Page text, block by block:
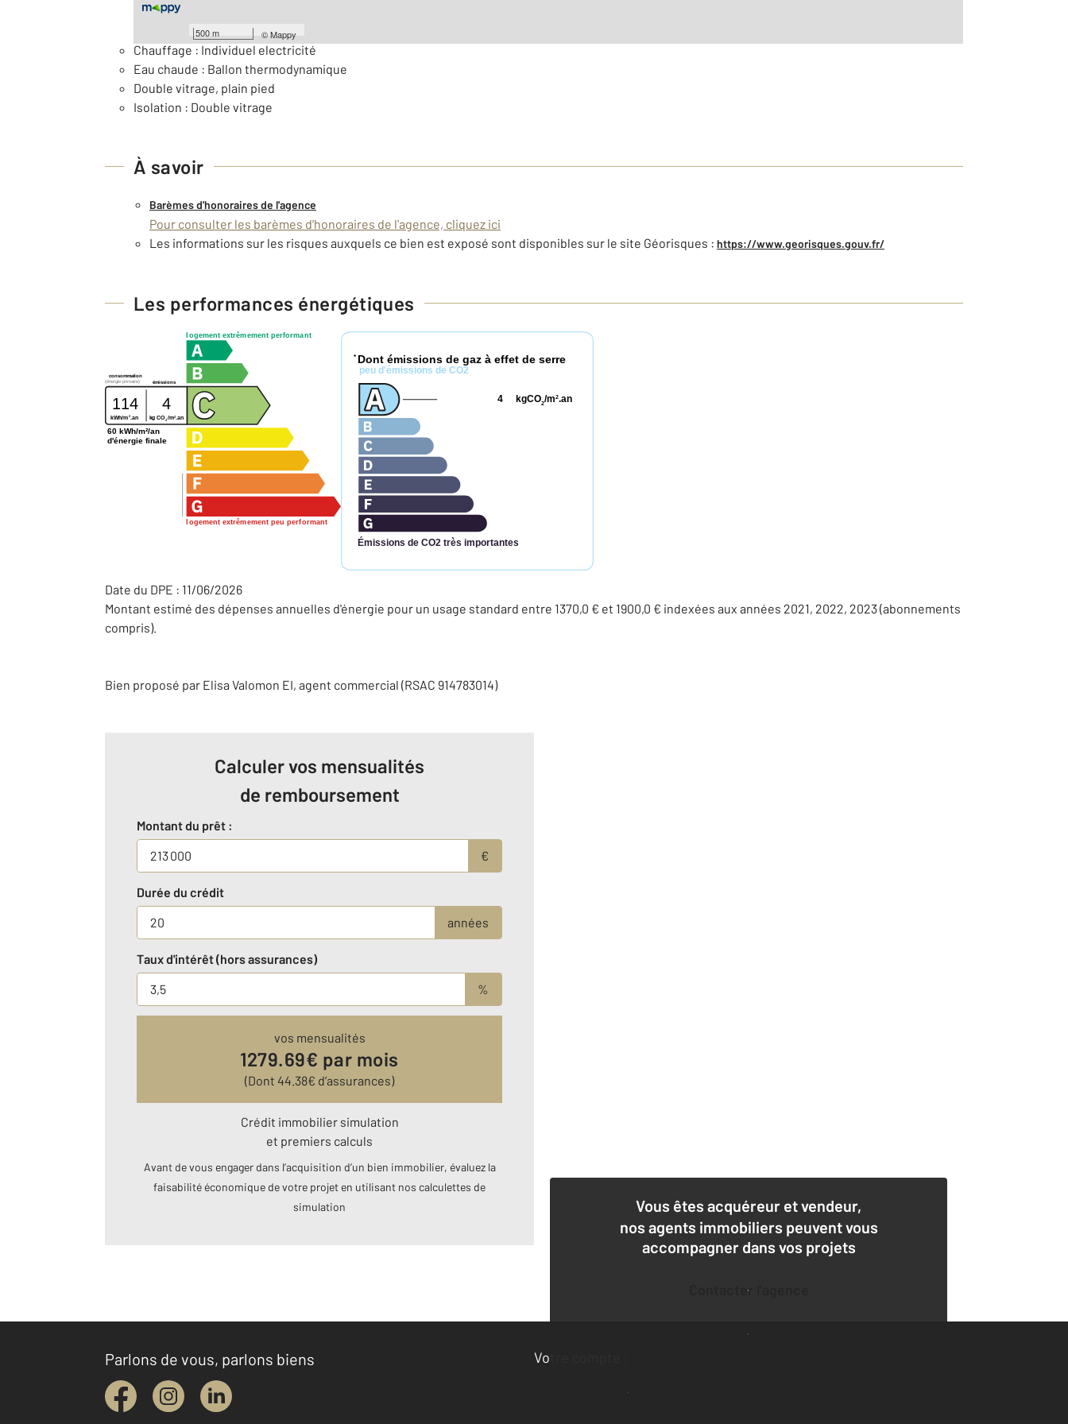
500 m ©Mappy
Chauffage : Individuel electricité
Eau chaude : Ballon thermodynamique
Double vitrage, plain pied
Isolation : Double vitrage
À savoir
Barèmes d'honoraires de l'agence
Pour consulter les barèmes d'honoraires de l'agence, cliquez ici
Les informations sur les risques auxquels ce bien est exposé sont disponibles sur le site Géorisques : https://www.georisques.gouv.fr/
Les performances énergétiques
logement extrêmement performant
logement extrêmement peu performant
consommation
émissions
(énergie primaire)
114 4
kWh/m 2 .an kg CO2/m2 .an
60 kWh/m²/an
d'énergie finale
* Dont émissions de gaz à effet de serre
peu d'émissions de CO2
Émissions de CO2 très importantes
kgCO2/m2.an
4
Date du DPE : 11/06/2026
Montant estimé des dépenses annuelles d'énergie pour un usage standard entre 1370,0 € et 1900,0 € indexées aux années 2021, 2022, 2023 (abonnements
compris).
Bien proposé par Elisa Valomon EI, agent commercial (RSAC 914783014)
Calculer vos mensualités
de remboursement
Montant du prêt :
€
Durée du crédit
années
Taux d'intérêt (hors assurances)
%
vos mensualités
1279.69€ par mois
(Dont 44.38€ d’assurances)
Crédit immobilier simulation
et premiers calculs
Avant de vous engager dans l’acquisition d’un bien immobilier, évaluez la
faisabilité économique de votre projet en utilisant nos calculettes de
simulation
Vous êtes acquéreur et vendeur,
nos agents immobiliers peuvent vous
accompagner dans vos projets
Contacter l'agence
Demander une estimation
Parlons de vous, parlons biens
Votre compte :
Accéder à mon compte